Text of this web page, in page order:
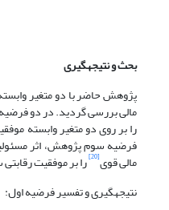
بحث و نتیجه­گیری
پژوهش حاضر با دو متغیر
مالی بررسی گردید. در دو
را بر روی دو متغیر وابسته
فرضیه سوم پژوهش، اثر
مالی قوی[20]
را بر موفقیت
نتیجه­گیری و تفسیر فرضیه اول: